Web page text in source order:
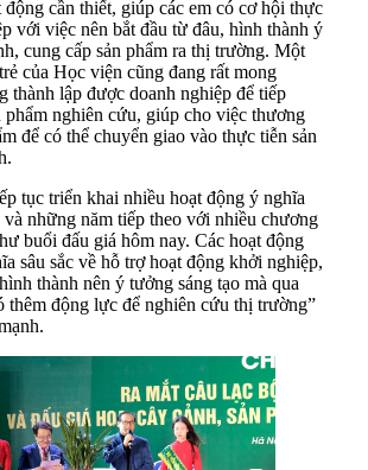
cần thiết, giúp các em có cơ hội thực
với việc nên bắt đầu từ đâu, hình thành ý
cung cấp sản phẩm ra thị trường. Một
của Học viện cũng đang rất mong
thành lập được doanh nghiệp để tiếp
phẩm nghiên cứu, giúp cho việc thương
để có thể chuyển giao vào thực tiễn sản
tục triển khai nhiều hoạt động ý nghĩa
những năm tiếp theo với nhiều chương
buổi đấu giá hôm nay. Các hoạt động
sâu sắc về hỗ trợ hoạt động khởi nghiệp,
thành nên ý tưởng sáng tạo mà qua
thêm động lực để nghiên cứu thị trường”